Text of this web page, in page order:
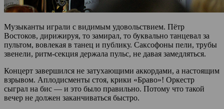
Музыканты играли с видимым удовольствием. Пётр
Востоков, дирижируя, то замирал, то буквально танцевал за
пультом, вовлекая в танец и публику. Саксофоны пели, трубы
звенели, ритм-секция держала пульс, не давая замедляться.
Концерт завершился не затухающими аккордами, а настоящим
взрывом. Аплодисменты стоя, крики «Браво»! Оркестр
сыграл на бис — и это было правильно. Потому что такой
вечер не должен заканчиваться быстро.